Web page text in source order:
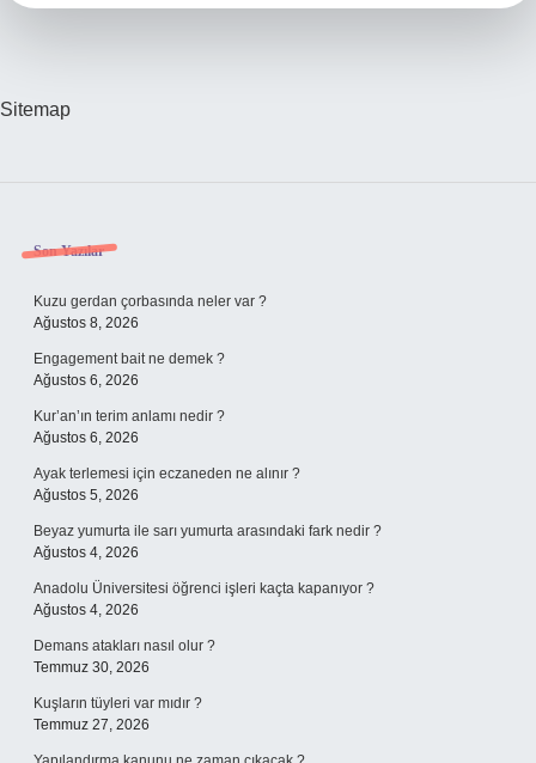
Sitemap
Sidebar
Son Yazılar
Kuzu gerdan çorbasında neler var ?
Ağustos 8, 2026
Engagement bait ne demek ?
Ağustos 6, 2026
Kur’an’ın terim anlamı nedir ?
Ağustos 6, 2026
Ayak terlemesi için eczaneden ne alınır ?
Ağustos 5, 2026
Beyaz yumurta ile sarı yumurta arasındaki fark nedir ?
Ağustos 4, 2026
Anadolu Üniversitesi öğrenci işleri kaçta kapanıyor ?
Ağustos 4, 2026
Demans atakları nasıl olur ?
Temmuz 30, 2026
Kuşların tüyleri var mıdır ?
Temmuz 27, 2026